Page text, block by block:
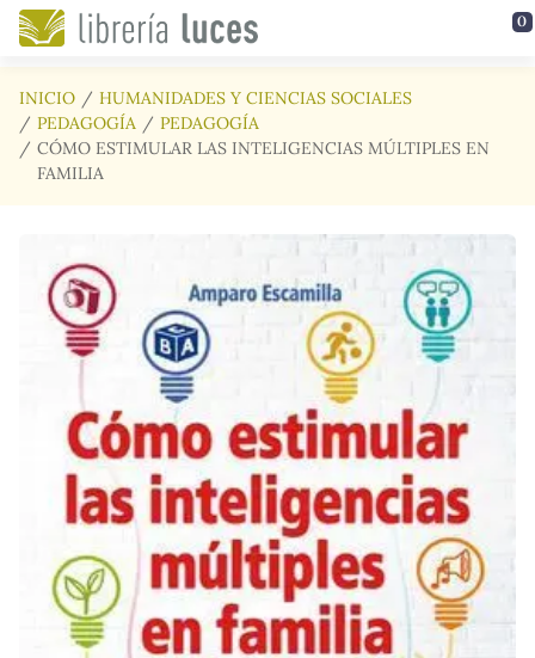
Saltar al contenido principal 0
INICIO
HUMANIDADES Y CIENCIAS SOCIALES
PEDAGOGÍA
PEDAGOGÍA
CÓMO ESTIMULAR LAS INTELIGENCIAS MÚLTIPLES EN
FAMILIA